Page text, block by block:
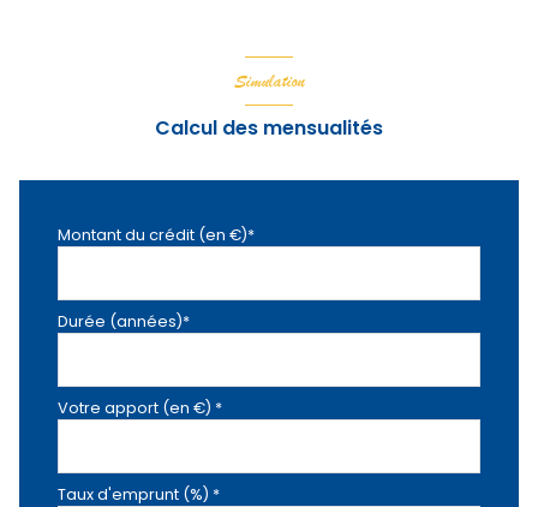
Simulation
Calcul des mensualités
Montant du crédit (en €)*
Durée (années)*
Votre apport (en €) *
Taux d'emprunt (%) *